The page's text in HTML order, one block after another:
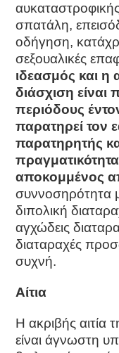
σπατάλη,
οδήγηση,
σεξουαλικές
ιδεασμός και
διάσχιση
περιόδους
παρατηρεί τον
παρατηρητής
αποκομμένος
συννοσηρότητα
διπολική
αγχώδεις
διαταραχές
συχνή.
Αίτια
Η ακριβής αιτία
είναι άγνωστη